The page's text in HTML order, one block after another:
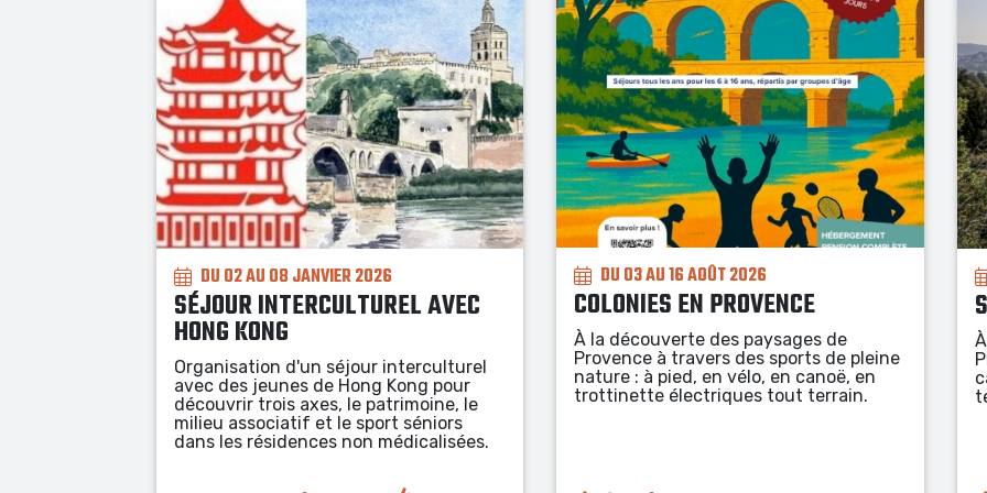
DU 03 AU 16 AOÛT 2026
COLONIES EN PROVENCE
À la découverte des paysages de
Provence à travers des sports de pleine
nature : à pied, en vélo, en canoë, en
trottinette électriques tout terrain.
DU 03 AU 14 AOÛT 2026
STAGE SPORTIF NATURE
À la découverte des paysages de
Provence en randonnée, à vélo, en
canoë, en trottinette électrique tout
terrain.